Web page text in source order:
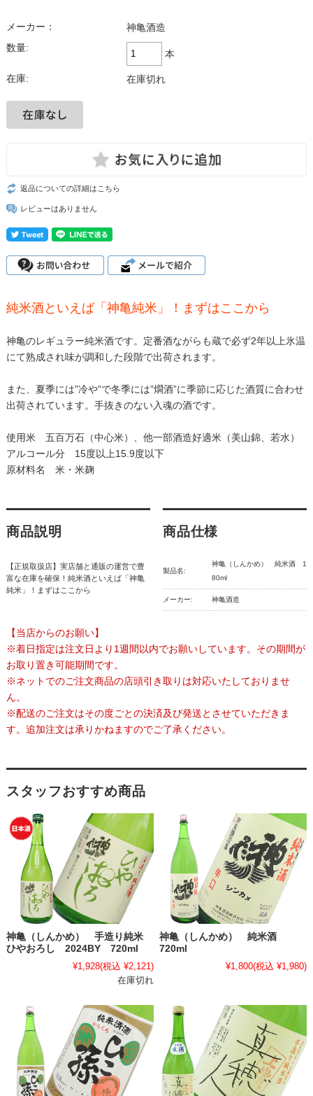
メーカー：
神亀酒造
数量:
本
在庫: 在庫切れ
返品についての詳細はこちら
レビューはありません
純米酒といえば「神亀純米」！まずはここから
神亀のレギュラー純米酒です。定番酒ながらも蔵で必ず2年以上氷温
にて熟成され味が調和した段階で出荷されます。
また、夏季には”冷や”で冬季には”燗酒”に季節に応じた酒質に合わせ
出荷されています。手抜きのない入魂の酒です。
使用米 五百万石（中心米）、他一部酒造好適米（美山錦、若水）
アルコール分 15度以上15.9度以下
原材料名 米・米麹
商品説明
【正規取扱店】実店舗と通販の運営で豊
富な在庫を確保！純米酒といえば「神亀
純米」！まずはここから
商品仕様
製品名:
神亀（しんかめ） 純米酒 1
80ml
メーカー: 神亀酒造
【当店からのお願い】
※着日指定は注文日より1週間以内でお願いしています。その期間が
お取り置き可能期間です。
※ネットでのご注文商品の店頭引き取りは対応いたしておりませ
ん。
※配送のご注文はその度ごとの決済及び発送とさせていただきま
す。追加注文は承りかねますのでご了承ください。
スタッフおすすめ商品
神亀（しんかめ） 手造り純米
ひやおろし 2024BY 720ml
¥1,928(税込 ¥2,121)
在庫切れ
神亀（しんかめ） 純米酒
720ml
¥1,800(税込 ¥1,980)